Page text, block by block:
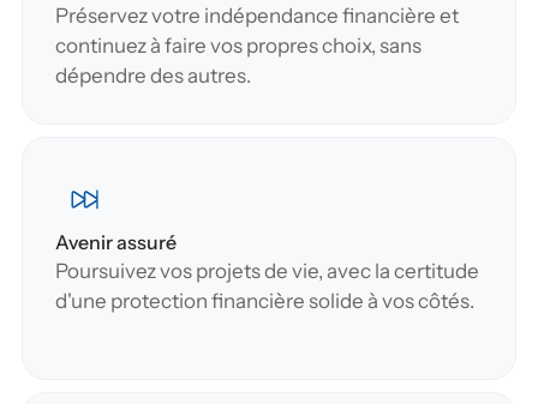
Préservez votre indépendance financière et
continuez à faire vos propres choix, sans
dépendre des autres.
Avenir assuré
Poursuivez vos projets de vie, avec la certitude
d'une protection financière solide à vos côtés.